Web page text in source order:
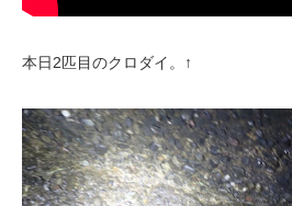
本日2匹目のクロダイ。↑